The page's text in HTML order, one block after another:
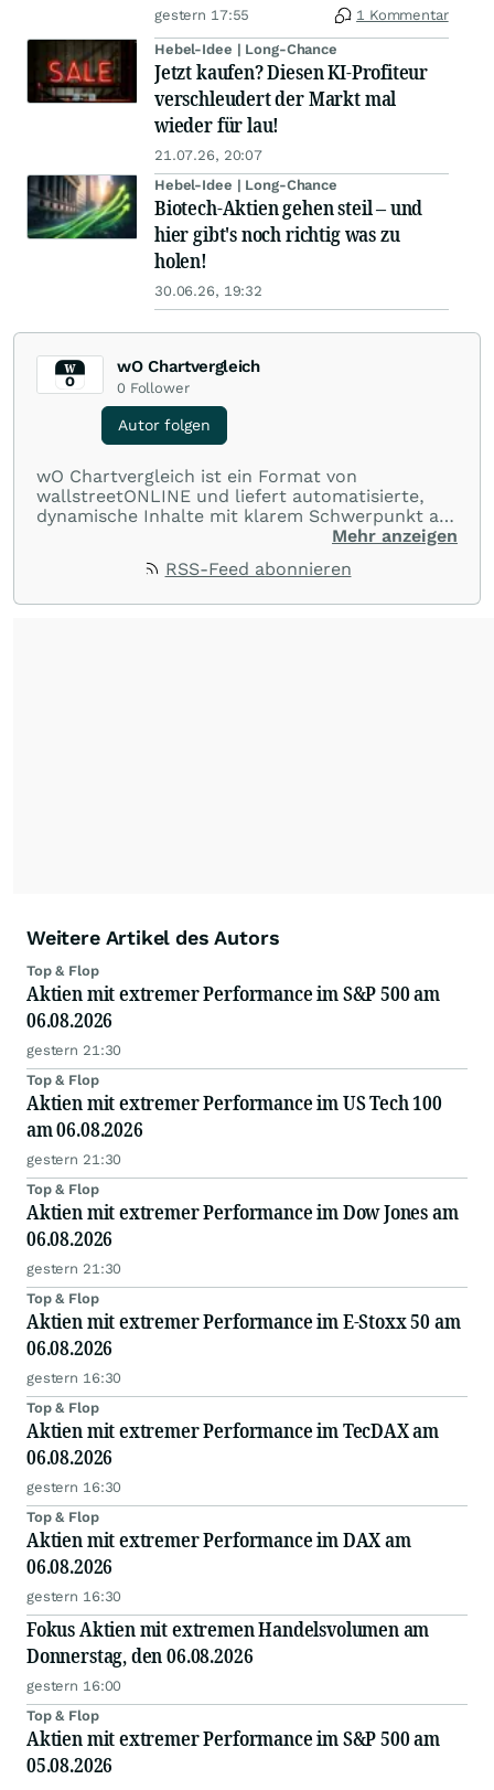
gestern 17:55 1 Kommentar
Hebel-Idee | Long-Chance
Jetzt kaufen? Diesen KI-Profiteur
verschleudert der Markt mal
wieder für lau!
21.07.26, 20:07
Hebel-Idee | Long-Chance
Biotech-Aktien gehen steil – und
hier gibt's noch richtig was zu
holen!
30.06.26, 19:32
wO Chartvergleich
0 Follower
Autor folgen
wO Chartvergleich ist ein Format von
wallstreetONLINE und liefert automatisierte,
dynamische Inhalte mit klarem Schwerpunkt auf
Charts und Performance-Vergleiche. Im Fokus
Kursverläufe einer breiten Auswahl an Aktien
Mehr anzeigen
RSS-Feed abonnieren
Weitere Artikel des Autors
Top & Flop
Aktien mit extremer Performance im S&P 500 am
06.08.2026
gestern 21:30
Top & Flop
Aktien mit extremer Performance im US Tech 100
am 06.08.2026
gestern 21:30
Top & Flop
Aktien mit extremer Performance im Dow Jones am
06.08.2026
gestern 21:30
Top & Flop
Aktien mit extremer Performance im E-Stoxx 50 am
06.08.2026
gestern 16:30
Top & Flop
Aktien mit extremer Performance im TecDAX am
06.08.2026
gestern 16:30
Top & Flop
Aktien mit extremer Performance im DAX am
06.08.2026
gestern 16:30
Fokus Aktien mit extremen Handelsvolumen am
Donnerstag, den 06.08.2026
gestern 16:00
Top & Flop
Aktien mit extremer Performance im S&P 500 am
05.08.2026